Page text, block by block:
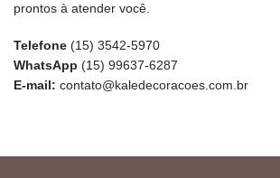
prontos à atender você.
Telefone (15) 3542-5970
WhatsApp (15) 99637-6287
E-mail: contato@kaledecoracoes.com.br